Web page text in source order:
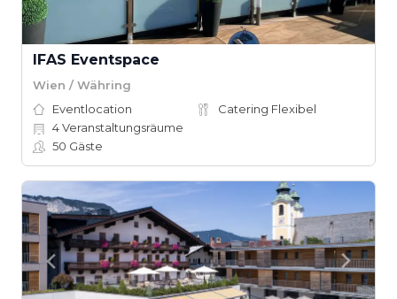
IFAS Eventspace
Wien / Währing
Eventlocation
Catering Flexibel
4Veranstaltungsräume
50 Gäste